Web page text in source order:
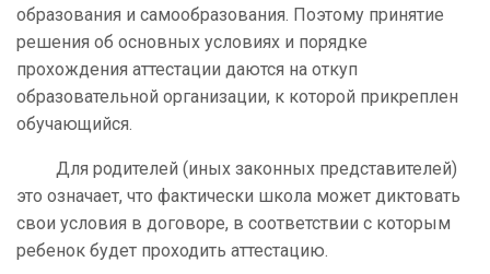
образования и самообразования. Поэтому принятие
решения об основных условиях и порядке
прохождения аттестации даются на откуп
образовательной организации, к которой прикреплен
обучающийся.
Для родителей (иных законных представителей)
это означает, что фактически школа может диктовать
свои условия в договоре, в соответствии с которым
ребенок будет проходить аттестацию.